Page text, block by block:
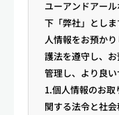
ユーアンドアー
下「弊社」とし
人情報をお預か
護法を遵守し、
管理し、より良い
1.個人情報のお
関する法令と社